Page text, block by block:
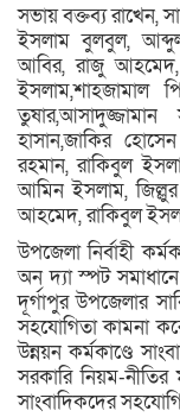
সভায় বক্তব্য
ইসলাম বুলবুল,
আবির, রাজু আহমেদ,
ইসলাম,শাহজামাল
হাসান,জাকির
রহমান, রাকিবুল
আমিন ইসলাম, জিল্লুর
আহমেদ, রাকিবুল
উপজেলা নির্বাহী
অন দ্যা স্পট
দূর্গাপুর উপজেলার
সহযোগিতা কামনা
উন্নয়ন কর্মকাণ্ডে
সরকারি নিয়ম-
সাংবাদিকদের